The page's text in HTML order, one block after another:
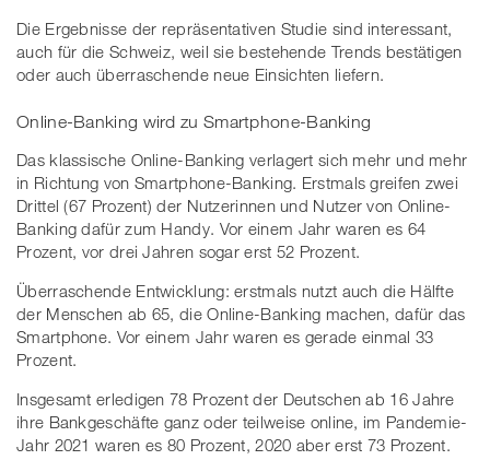
Die Ergebnisse der repräsentativen Studie sind interessant,
auch für die Schweiz, weil sie bestehende Trends bestätigen
oder auch überraschende neue Einsichten liefern.
Online-Banking wird zu Smartphone-Banking
Das klassische Online-Banking verlagert sich mehr und mehr
in Richtung von Smartphone-Banking. Erstmals greifen zwei
Drittel (67 Prozent) der Nutzerinnen und Nutzer von Online-
Banking dafür zum Handy. Vor einem Jahr waren es 64
Prozent, vor drei Jahren sogar erst 52 Prozent.
Überraschende Entwicklung: erstmals nutzt auch die Hälfte
der Menschen ab 65, die Online-Banking machen, dafür das
Smartphone. Vor einem Jahr waren es gerade einmal 33
Prozent.
Insgesamt erledigen 78 Prozent der Deutschen ab 16 Jahre
ihre Bankgeschäfte ganz oder teilweise online, im Pandemie-
Jahr 2021 waren es 80 Prozent, 2020 aber erst 73 Prozent.